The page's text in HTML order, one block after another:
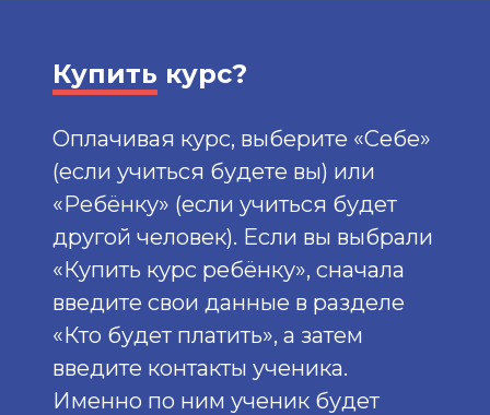
Купить курс?
Оплачивая курс, выберите «Себе»
(если учиться будете вы) или
«Ребёнку» (если учиться будет
другой человек). Если вы выбрали
«Купить курс ребёнку», сначала
введите свои данные в разделе
«Кто будет платить», а затем
введите контакты ученика.
Именно по ним ученик будет